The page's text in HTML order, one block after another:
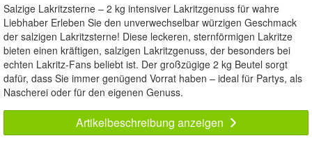
Salzige Lakritzsterne – 2 kg intensiver Lakritzgenuss für wahre
Liebhaber Erleben Sie den unverwechselbar würzigen Geschmack
der salzigen Lakritzsterne! Diese leckeren, sternförmigen Lakritze
bieten einen kräftigen, salzigen Lakritzgenuss, der besonders bei
echten Lakritz-Fans beliebt ist. Der großzügige 2 kg Beutel sorgt
dafür, dass Sie immer genügend Vorrat haben – ideal für Partys, als
Nascherei oder für den eigenen Genuss.
Artikelbeschreibung anzeigen